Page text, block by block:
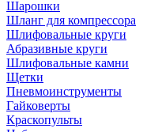
Шарошки
Шланг для компрессора
Шлифовальные круги
Абразивные круги
Шлифовальные камни
Щетки
Пневмоинструменты
Гайковерты
Краскопульты